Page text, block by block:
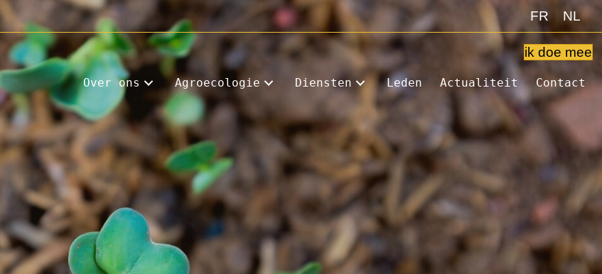
FR NL
ik doe mee
Over ons Agroecologie Diensten Leden Actualiteit Contact